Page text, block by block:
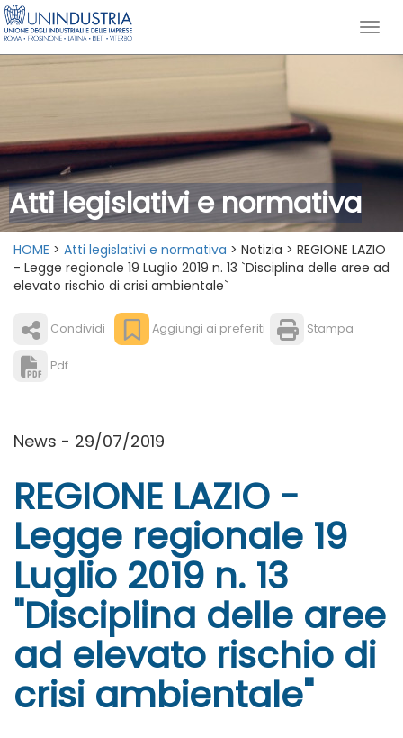
Atti legislativi e normativa
HOME > Atti legislativi e normativa > Notizia > REGIONE LAZIO
- Legge regionale 19 Luglio 2019 n. 13 `Disciplina delle aree ad
elevato rischio di crisi ambientale`
Condividi Aggiungi ai preferiti Stampa
Pdf
News - 29/07/2019
REGIONE LAZIO -
Legge regionale 19
Luglio 2019 n. 13
"Disciplina delle aree
ad elevato rischio di
crisi ambientale"